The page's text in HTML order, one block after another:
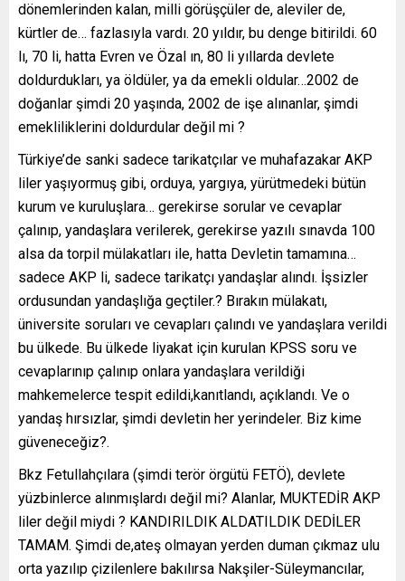
dönemlerinden kalan, milli görüşçüler de, aleviler de,
kürtler de… fazlasıyla vardı. 20 yıldır, bu denge bitirildi. 60
lı, 70 li, hatta Evren ve Özal ın, 80 li yıllarda devlete
doldurdukları, ya öldüler, ya da emekli oldular…2002 de
doğanlar şimdi 20 yaşında, 2002 de işe alınanlar, şimdi
emekliliklerini doldurdular değil mi ?
Türkiye’de sanki sadece tarikatçılar ve muhafazakar AKP
liler yaşıyormuş gibi, orduya, yargıya, yürütmedeki bütün
kurum ve kuruluşlara… gerekirse sorular ve cevaplar
çalınıp, yandaşlara verilerek, gerekirse yazılı sınavda 100
alsa da torpil mülakatları ile, hatta Devletin tamamına…
sadece AKP li, sadece tarikatçı yandaşlar alındı. İşsizler
ordusundan yandaşlığa geçtiler.? Bırakın mülakatı,
üniversite soruları ve cevapları çalındı ve yandaşlara verildi
bu ülkede. Bu ülkede liyakat için kurulan KPSS soru ve
cevaplarınıp çalınıp onlara yandaşlara verildiği
mahkemelerce tespit edildi,kanıtlandı, açıklandı. Ve o
yandaş hırsızlar, şimdi devletin her yerindeler. Biz kime
güveneceğiz?.
Bkz Fetullahçılara (şimdi terör örgütü FETÖ), devlete
yüzbinlerce alınmışlardı değil mi? Alanlar, MUKTEDİR AKP
liler değil miydi ? KANDIRILDIK ALDATILDIK DEDİLER
TAMAM. Şimdi de,ateş olmayan yerden duman çıkmaz ulu
orta yazılıp çizilenlere bakılırsa Nakşiler-Süleymancılar,